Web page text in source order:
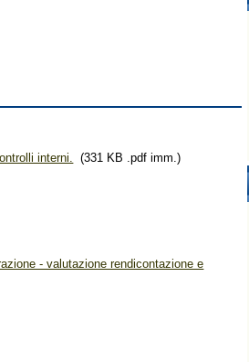
interni. (331 KB .pdf imm.)
- valutazione rendicontazione e